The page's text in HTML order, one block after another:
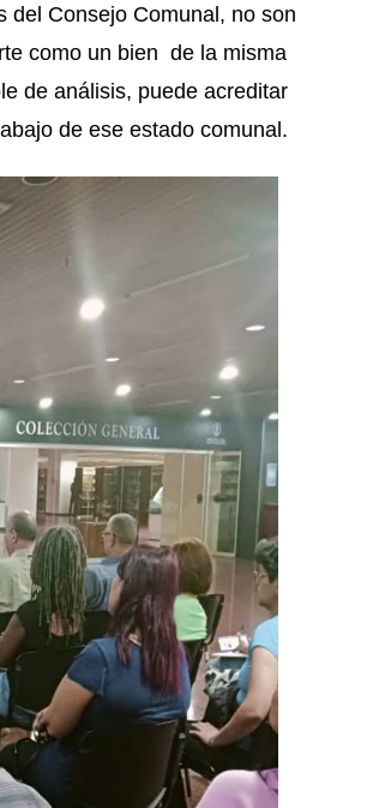
del Consejo Comunal, no son
como un bien de la misma
de análisis, puede acreditar
de ese estado comunal.